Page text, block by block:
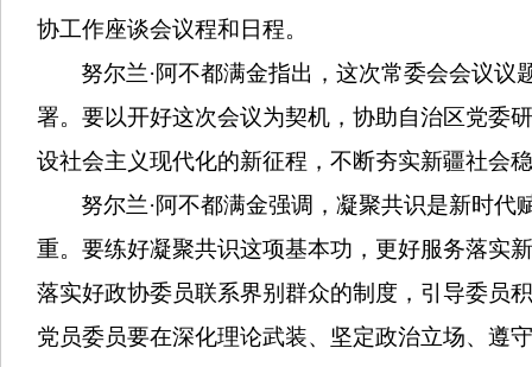
协工作座谈会议程和日程。
努尔兰·阿不都满金指出，这次常委会会议
署。要以开好这次会议为契机，协助自治区党委
设社会主义现代化的新征程，不断夯实新疆社会
努尔兰·阿不都满金强调，凝聚共识是新时
重。要练好凝聚共识这项基本功，更好服务落实
落实好政协委员联系界别群众的制度，引导委员
党员委员要在深化理论武装、坚定政治立场、遵